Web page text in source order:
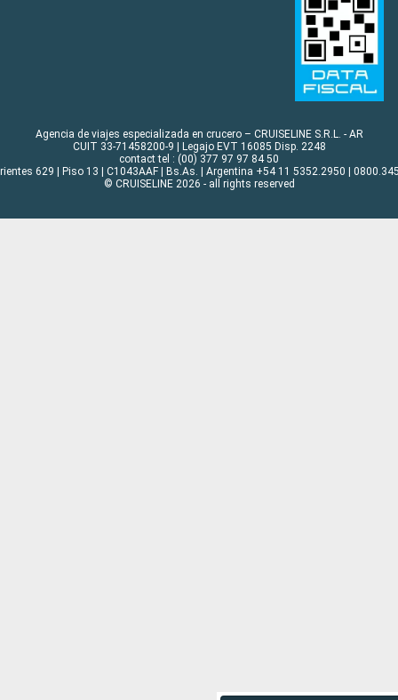
Agencia de viajes especializada en crucero – CRUISELINE S.R.L. - AR
CUIT 33-71458200-9 | Legajo EVT 16085 Disp. 2248
contact tel : (00) 377 97 97 84 50
629 | Piso 13 | C1043AAF | Bs.As. | Argentina +54 11 5352.2950 |
© CRUISELINE 2026 - all rights reserved